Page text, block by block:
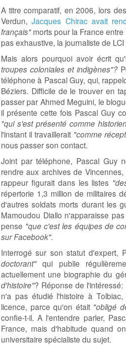
A titre comparatif, en 2006, lors
Verdun,Jacques Chirac avait
français"morts pour la France
pas exhaustive, la journaliste de
Mais alors pourquoi avoir écrit
troupes coloniales et indigènes"?
téléphone à Pascal Guy, qui,
Béziers. Difficile de le trouver en
passer par Ahmed Meguini, le
il présente cette fois Pascal Guy
"qui s'est présenté comme
l'instant il travaillerait "comme
nous passer son contact.
Joint par téléphone, Pascal Guy
rendre aux archives de
rappeur figurait dans les listes
répertorie 1,3 million de militaires
d'autres soldats morts durant les
Mamoudou Diallo n'apparaisse
pense "que c'est les équipes de
sur Facebook".
Interrogé sur son statut d'expert,
doctorant"qui publie
actuellement une biographie du
d'histoire"? Réponse de l'intéressé:
n'a pas étudié l'histoire à
licence, parce qu'on était "obligé
confie-t-il. A l'entendre parler,
France, mais d'habitude quand
universitaire spécialiste du sujet.